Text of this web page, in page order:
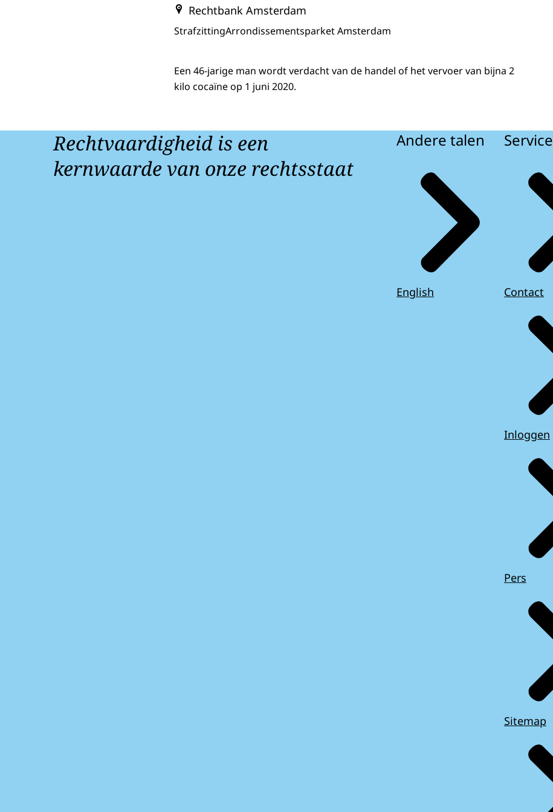
Rechtbank Amsterdam
StrafzittingArrondissementsparket Amsterdam
Een 46-jarige man wordt verdacht van de handel of het vervoer van bijna 2
kilo cocaïne op 1 juni 2020.
Rechtvaardigheid is een
kernwaarde van onze rechtsstaat
Andere talen
English
Service
Contact
Inloggen
Pers
Sitemap